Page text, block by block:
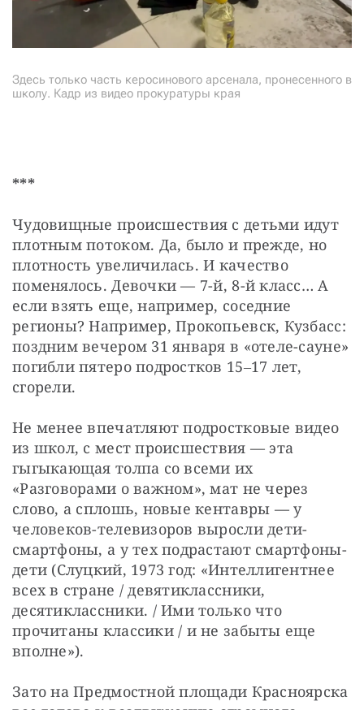
Здесь только часть керосинового арсенала, пронесенного в
школу. Кадр из видео прокуратуры края
***
Чудовищные происшествия с детьми идут
плотным потоком. Да, было и прежде, но
плотность увеличилась. И качество
поменялось. Девочки — 7-й, 8-й класс… А
если взять еще, например, соседние
регионы? Например, Прокопьевск, Кузбасс:
поздним вечером 31 января в «отеле-сауне»
погибли пятеро подростков 15‒17 лет,
сгорели.
Не менее впечатляют подростковые видео
из школ, с мест происшествия — эта
гыгыкающая толпа со всеми их
«Разговорами о важном», мат не через
слово, а сплошь, новые кентавры — у
человеков-телевизоров выросли дети-
смартфоны, а у тех подрастают смартфоны-
дети (Слуцкий, 1973 год: «Интеллигентнее
всех в стране / девятиклассники,
десятиклассники. / Ими только что
прочитаны классики / и не забыты еще
вполне»).
Зато на Предмостной площади Красноярска